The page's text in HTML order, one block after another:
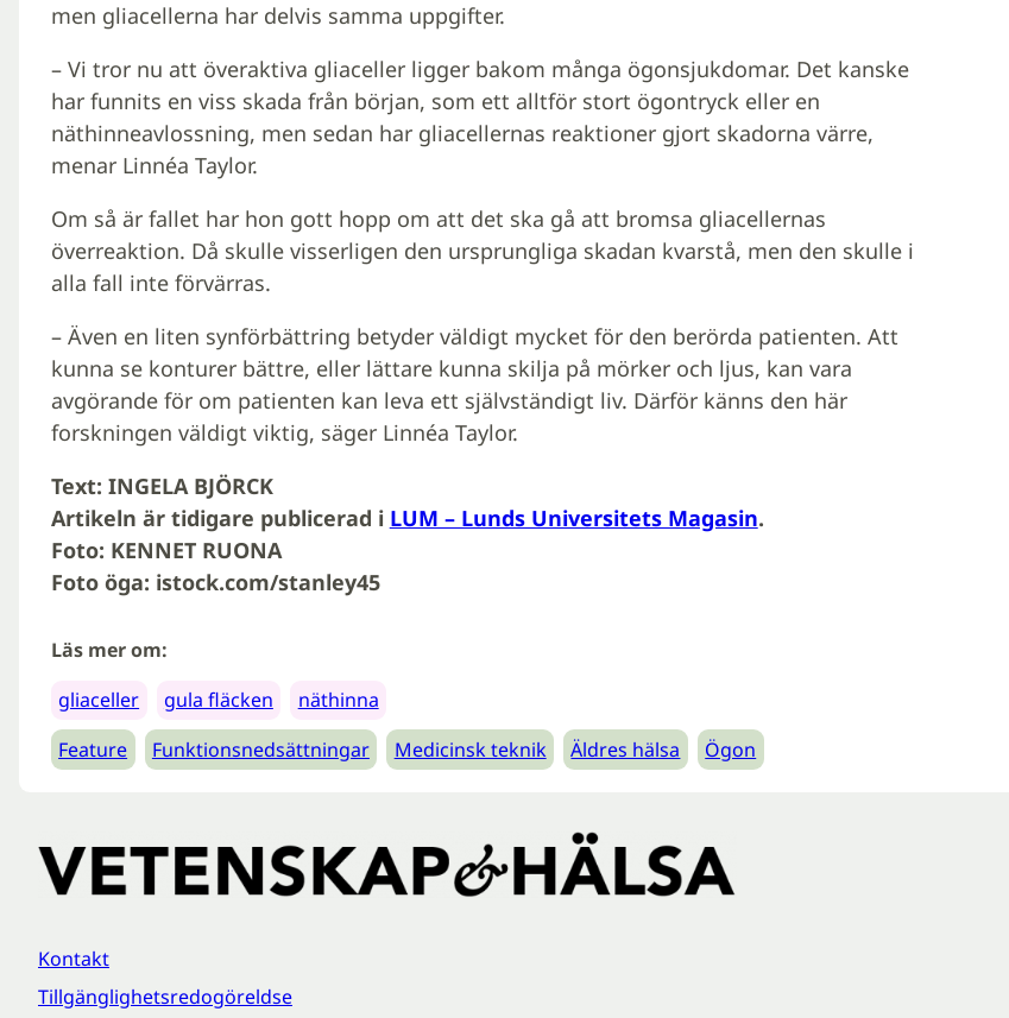
men gliacellerna har delvis samma uppgifter.
– Vi tror nu att överaktiva gliaceller ligger bakom många ögonsjukdomar. Det kanske
har funnits en viss skada från början, som ett alltför stort ögontryck eller en
näthinneavlossning, men sedan har gliacellernas reaktioner gjort skadorna värre,
menar Linnéa Taylor.
Om så är fallet har hon gott hopp om att det ska gå att bromsa gliacellernas
överreaktion. Då skulle visserligen den ursprungliga skadan kvarstå, men den skulle i
alla fall inte förvärras.
– Även en liten synförbättring betyder väldigt mycket för den berörda patienten. Att
kunna se konturer bättre, eller lättare kunna skilja på mörker och ljus, kan vara
avgörande för om patienten kan leva ett självständigt liv. Därför känns den här
forskningen väldigt viktig, säger Linnéa Taylor.
Text: INGELA BJÖRCK
Artikeln är tidigare publicerad i LUM – Lunds Universitets Magasin.
Foto: KENNET RUONA
Foto öga: istock.com/stanley45
Läs mer om:
gliaceller
gula fläcken
näthinna
Feature
Funktionsnedsättningar Medicinsk teknik Äldres hälsa Ögon
Kontakt
Tillgänglighetsredogöreldse